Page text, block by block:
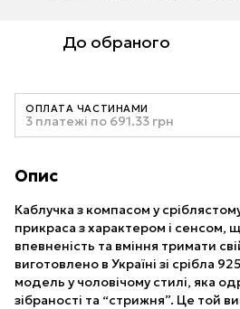
До обраного
ОПЛАТА ЧАСТИНАМИ
3 платежі по 691.33 грн
Опис
Каблучка з компасом у
прикраса з характером і сенсом,
впевненість та вміння тримати
виготовлено в Україні зі срібла
модель у чоловічому стилі, яка
зібраності та “стрижня”. Це той